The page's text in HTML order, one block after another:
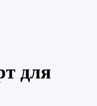
для